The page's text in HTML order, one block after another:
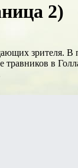
2)
зрителя. В
в